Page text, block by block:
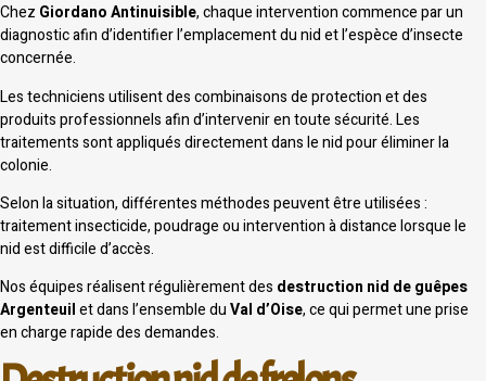
Chez Giordano Antinuisible, chaque intervention commence par un
diagnostic afin d’identifier l’emplacement du nid et l’espèce d’insecte
concernée.
Les techniciens utilisent des combinaisons de protection et des
produits professionnels afin d’intervenir en toute sécurité. Les
traitements sont appliqués directement dans le nid pour éliminer la
colonie.
Selon la situation, différentes méthodes peuvent être utilisées :
traitement insecticide, poudrage ou intervention à distance lorsque le
nid est difficile d’accès.
Nos équipes réalisent régulièrement des destruction nid de guêpes
Argenteuilet dans l’ensemble duVal d’Oise, ce qui permet une prise
en charge rapide des demandes.